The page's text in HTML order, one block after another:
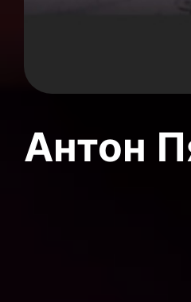
Антон